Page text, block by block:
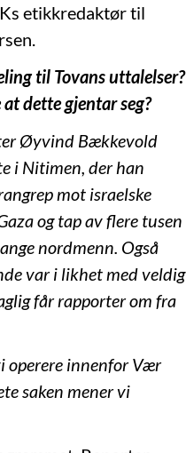
etikkredaktør til
til Tovans uttalelser?
dette gjentar seg?
Øyvind Bækkevold
i Nitimen, der han
mot israelske
og tap av flere tusen
nordmenn. Også
var i likhet med veldig
får rapporter om fra
operere innenfor Vær
saken mener vi